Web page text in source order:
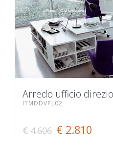
Arredo ufficio
ITMDDVPL02
€ 4.606 € 2.810